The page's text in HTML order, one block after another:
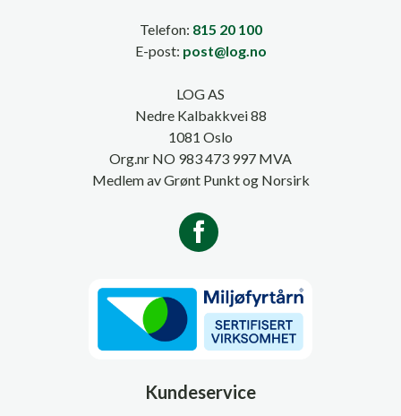
Telefon: 815 20 100
E-post: post@log.no
LOG AS
Nedre Kalbakkvei 88
1081 Oslo
Org.nr NO 983 473 997 MVA
Medlem av Grønt Punkt og Norsirk
Kundeservice